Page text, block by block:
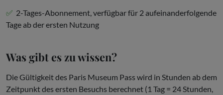
2-Tages-Abonnement, verfügbar für 2 aufeinanderfolgende
Tage ab der ersten Nutzung
Was gibt es zu wissen?
Die Gültigkeit des Paris Museum Pass wird in Stunden ab dem
Zeitpunkt des ersten Besuchs berechnet (1 Tag = 24 Stunden,